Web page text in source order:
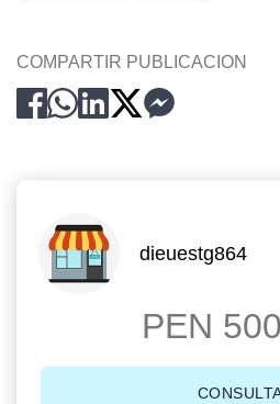
COMPARTIR PUBLICACION
dieuestg864
PEN